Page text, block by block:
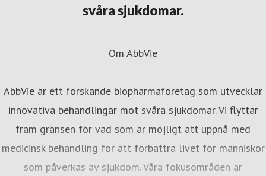
svåra sjukdomar.
Om AbbVie
AbbVie är ett forskande biopharmaföretag som utvecklar
innovativa behandlingar mot svåra sjukdomar. Vi flyttar
fram gränsen för vad som är möjligt att uppnå med
medicinsk behandling för att förbättra livet för människor
som påverkas av sjukdom. Våra fokusområden är